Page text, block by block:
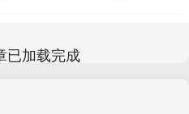
已加载完成